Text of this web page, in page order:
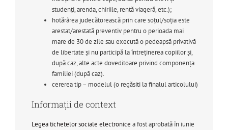
studenți, arenda, chiriile, rentă viageră, etc.);
hotărârea judecătorească prin care soțul/soția este
arestat/arestată preventiv pentru o perioada mai
mare de 30 de zile sau execută o pedeapsă privativă
de libertate și nu participă la întreținerea copiilor și,
după caz, alte acte doveditoare privind componența
familiei (după caz).
cererea tip – modelul (o regăsiti la finalul articolului)
Informații de context
Legea tichetelor sociale electronice a fost aprobată în iunie